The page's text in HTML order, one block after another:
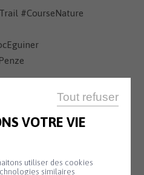
VOTRE VIE
utiliser des cookies
similaires
Tout refuser
#CourseNature